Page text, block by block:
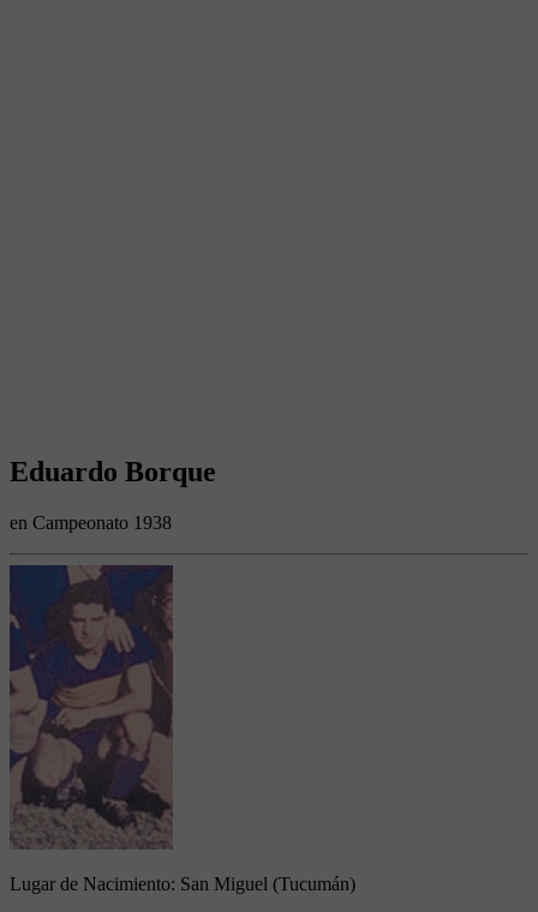
Eduardo Borque
en Campeonato 1938
Lugar de Nacimiento: San Miguel (Tucumán)